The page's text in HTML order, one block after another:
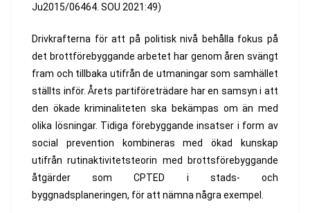
Ju2015/06464. SOU 2021:49)
Drivkrafterna för att på politisk nivå behålla fokus på
det brottförebyggande arbetet har genom åren svängt
fram och tillbaka utifrån de utmaningar som samhället
ställts inför. Årets partiföreträdare har en samsyn i att
den ökade kriminaliteten ska bekämpas om än med
olika lösningar. Tidiga förebyggande insatser i form av
social prevention kombineras med ökad kunskap
utifrån rutinaktivitetsteorin med brottsförebyggande
åtgärder som CPTED i stads- och
byggnadsplaneringen, för att nämna några exempel.